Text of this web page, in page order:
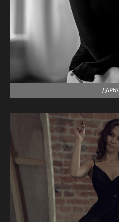
ДАРЬЯ